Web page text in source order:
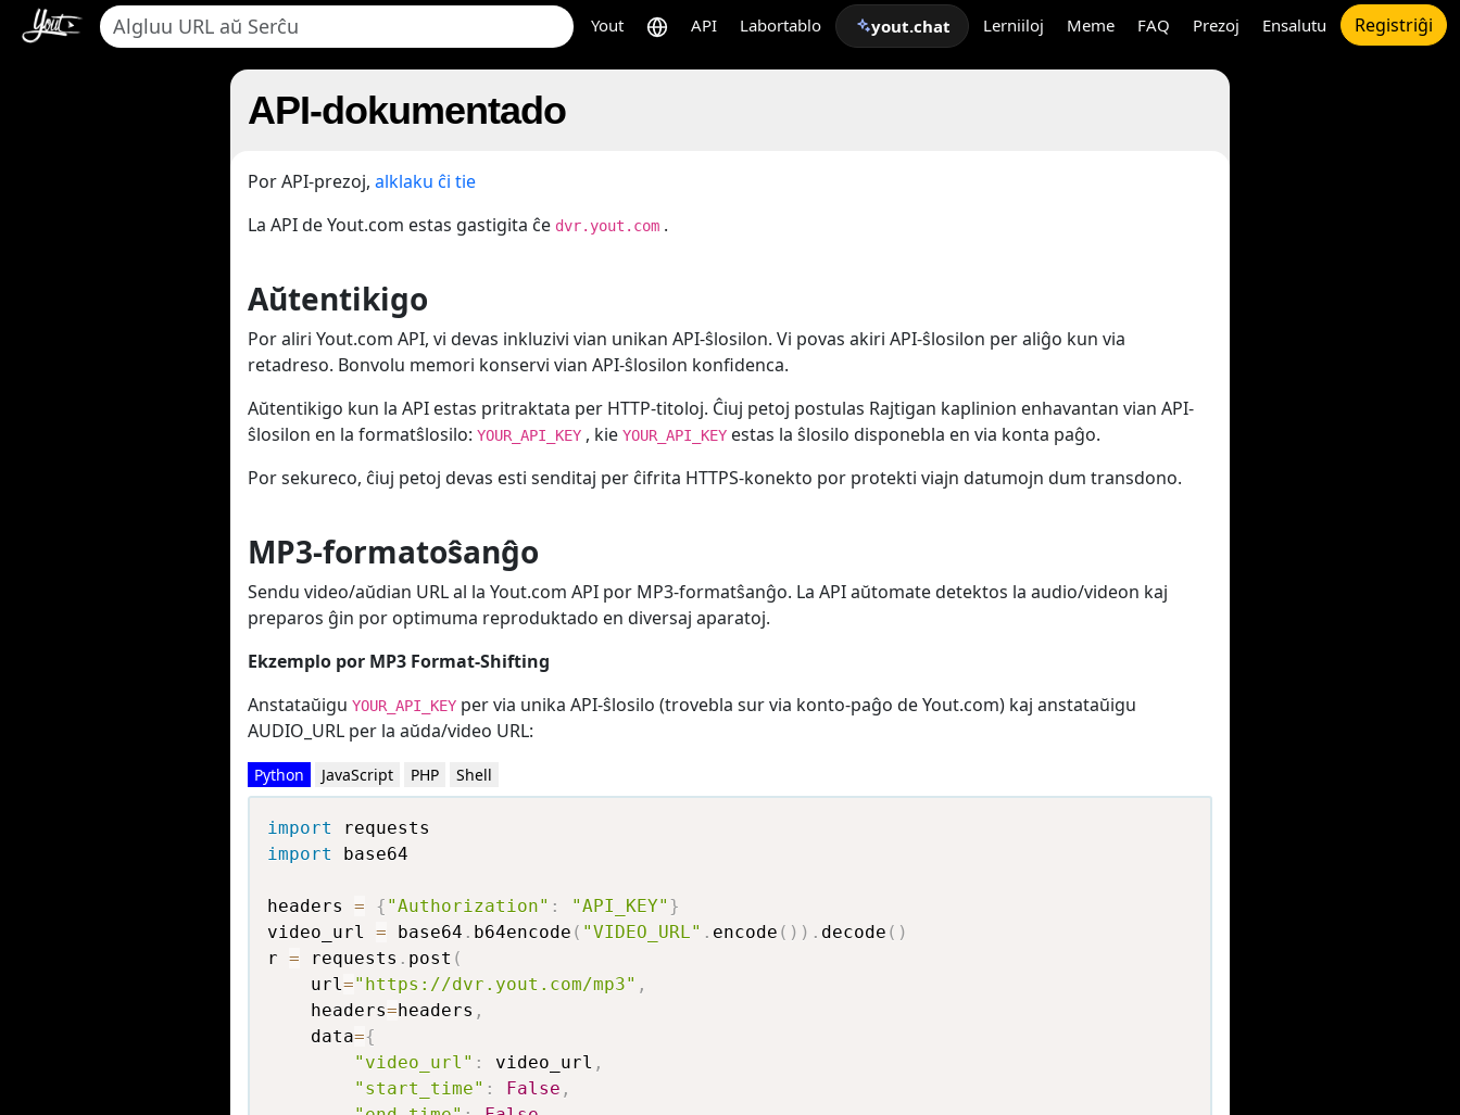
Yout API Labortablo yout.chat Lerniiloj Meme FAQ Prezoj Ensalutu Registriĝi
API-dokumentado
Por API-prezoj, alklaku ĉi tie
La API de Yout.com estas gastigita ĉe dvr.yout.com .
Aŭtentikigo
Por aliri Yout.com API, vi devas inkluzivi vian unikan API-ŝlosilon. Vi povas akiri API-ŝlosilon per aliĝo kun via
retadreso. Bonvolu memori konservi vian API-ŝlosilon konfidenca.
Aŭtentikigo kun la API estas pritraktata per HTTP-titoloj. Ĉiuj petoj postulas Rajtigan kaplinion enhavantan vian API-
ŝlosilon en la formatŝlosilo: YOUR_API_KEY , kie YOUR_API_KEY estas la ŝlosilo disponebla en via konta paĝo.
Por sekureco, ĉiuj petoj devas esti senditaj per ĉifrita HTTPS-konekto por protekti viajn datumojn dum transdono.
MP3-formatoŝanĝo
Sendu video/aŭdian URL al la Yout.com API por MP3-formatŝanĝo. La API aŭtomate detektos la audio/videon kaj
preparos ĝin por optimuma reproduktado en diversaj aparatoj.
Ekzemplo por MP3 Format-Shifting
Anstataŭigu YOUR_API_KEY per via unika API-ŝlosilo (trovebla sur via konto-paĝo de Yout.com) kaj anstataŭigu
AUDIO_URL per la aŭda/video URL:
Python JavaScript PHP Shell
import
import base64
headers = { "Authorization" : "API_KEY" }
video_url = base64 . b64encode ( "VIDEO_URL" . encode ( ) ) . decode ( )
r = requests . post (
    url
="https://dvr.yout.com/mp3" ,
    headers
=headers ,
    data
={
"video_url" : video_url ,
"start_time" : False ,